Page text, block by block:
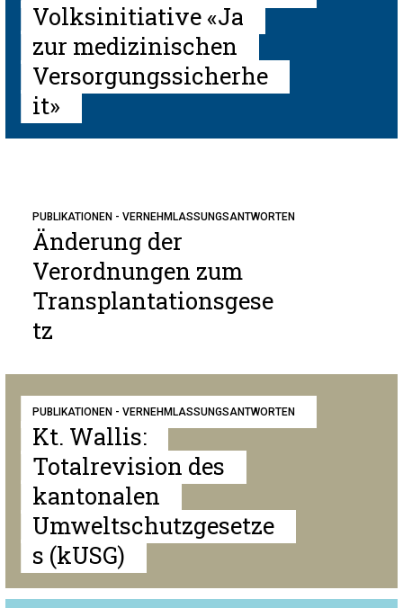
Volksinitiative «Ja
zur medizinischen
Versorgungssicherhe
it»
PUBLIKATIONEN - VERNEHMLASSUNGSANTWORTEN
Änderung der
Verordnungen zum
Transplantationsgese
tz
PUBLIKATIONEN - VERNEHMLASSUNGSANTWORTEN
Kt. Wallis:
Totalrevision des
kantonalen
Umweltschutzgesetze
s (kUSG)